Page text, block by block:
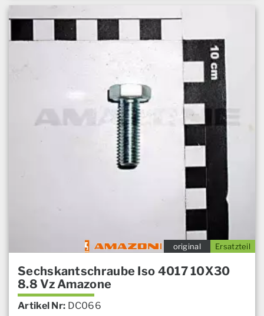
Ersatzteil
original
Sechskantschraube Iso 4017 10X30
8.8 Vz Amazone
Artikel Nr: DC066